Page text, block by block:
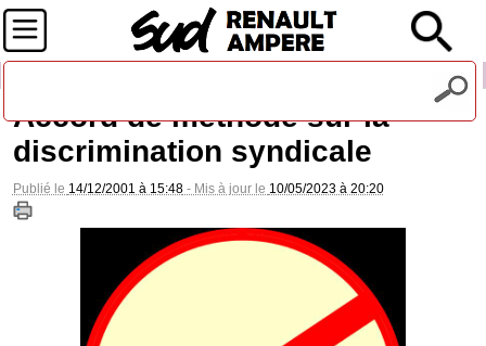
Accord de méthode sur la
discrimination syndicale
Publié le 14/12/2001 à 15:48- Mis à jour le 10/05/2023 à 20:20